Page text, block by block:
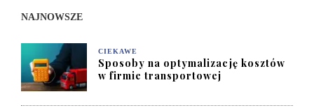
NAJNOWSZE
CIEKAWE
Sposoby na optymalizację kosztów
w firmie transportowej